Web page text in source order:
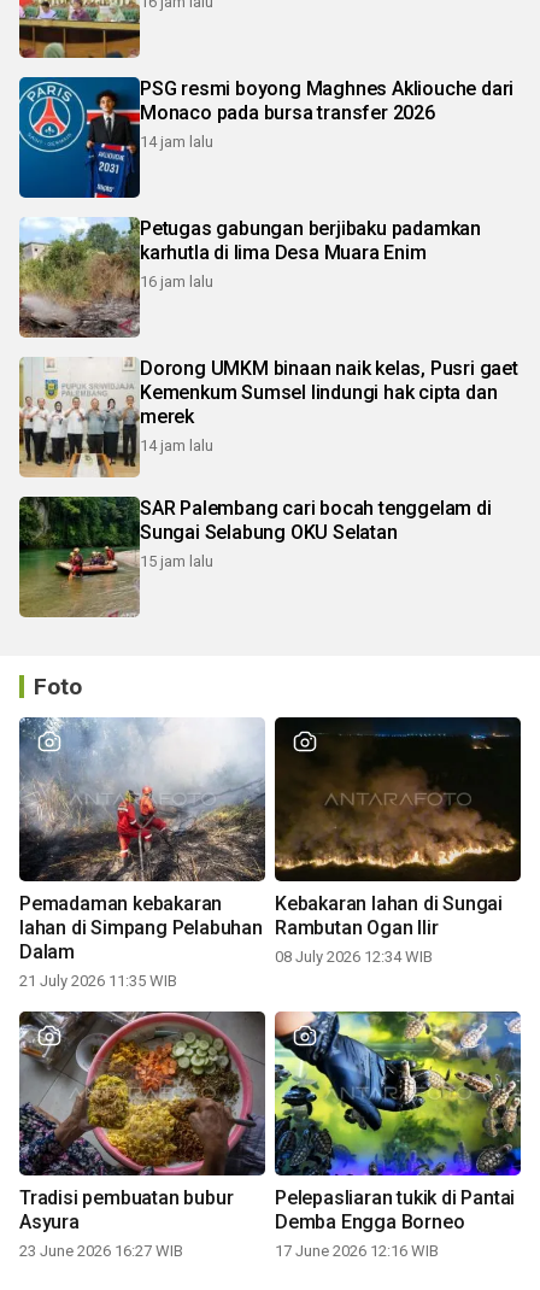
PSG resmi boyong Maghnes Akliouche dari
Monaco pada bursa transfer 2026
14 jam lalu
Petugas gabungan berjibaku padamkan
karhutla di lima Desa Muara Enim
16 jam lalu
Dorong UMKM binaan naik kelas, Pusri gaet
Kemenkum Sumsel lindungi hak cipta dan
merek
14 jam lalu
SAR Palembang cari bocah tenggelam di
Sungai Selabung OKU Selatan
15 jam lalu
Foto
Pemadaman kebakaran
lahan di Simpang Pelabuhan
Dalam
21 July 2026 11:35 WIB
Kebakaran lahan di Sungai
Rambutan Ogan Ilir
08 July 2026 12:34 WIB
Tradisi pembuatan bubur
Asyura
23 June 2026 16:27 WIB
Pelepasliaran tukik di Pantai
Demba Engga Borneo
17 June 2026 12:16 WIB